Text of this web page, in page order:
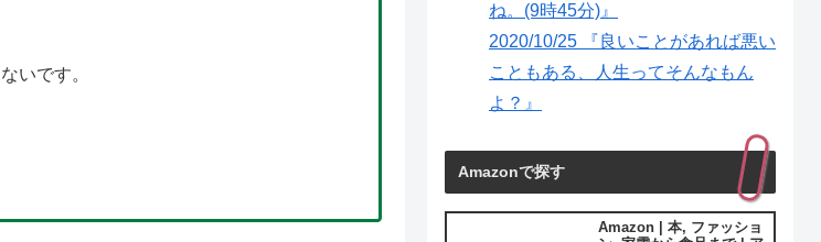
いです。
ね。(9時45分)』
2020/10/25 『良いことがあれば悪い
こともある、人生ってそんなもん
よ？』
Amazonで探す
Amazon | 本, ファッショ